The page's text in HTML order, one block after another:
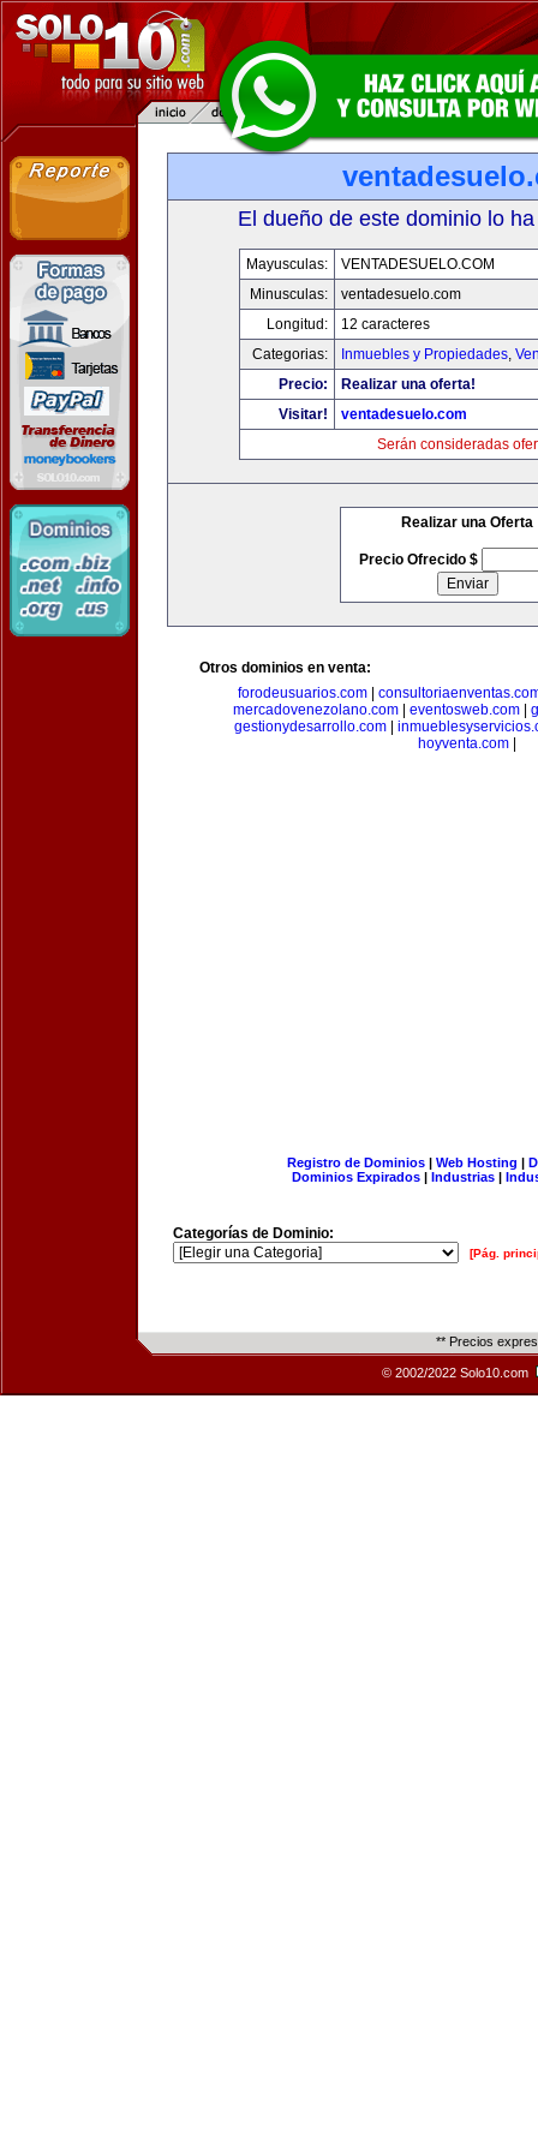
El dueño de este dominio lo
Mayusculas:
VENTADESUELO.COM
Minusculas:
ventadesuelo.com
Longitud:
12 caracteres
Categorias:
Inmuebles y Propiedades,
Precio:
Realizar una oferta!
Visitar!
ventadesuelo.com
Serán consideradas
Realizar una Oferta
Precio Ofrecido $
Otros dominios en venta:
forodeusuarios.com
mercadovenezolano.com
eventosweb.com
gestionydesarrollo.com
hoyventa.com
Registro de Dominios| Web Hosting |
Dominios Expirados | Industrias |
Categorías de Dominio:
[Pág.
** Precios
© 2002/2022 Solo10.com